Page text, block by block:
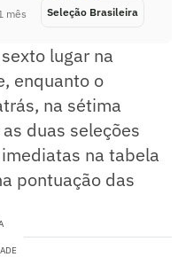
mês Seleção Brasileira
lugar na
enquanto o
na sétima
duas seleções
na tabela
pontuação das